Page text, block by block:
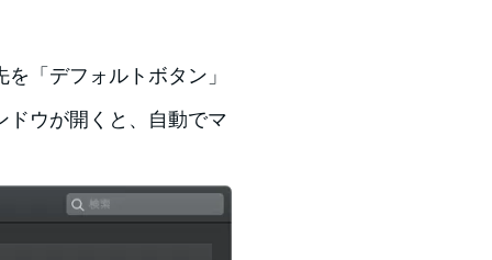
「デフォルトボタン」
ドウが開くと、自動でマ